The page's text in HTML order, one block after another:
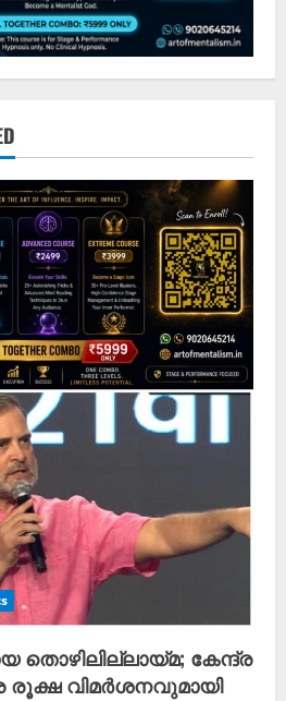
തൊഴിലില്ലായ്മ; കേന്ദ്ര
രൂക്ഷ വിമർശനവുമായി